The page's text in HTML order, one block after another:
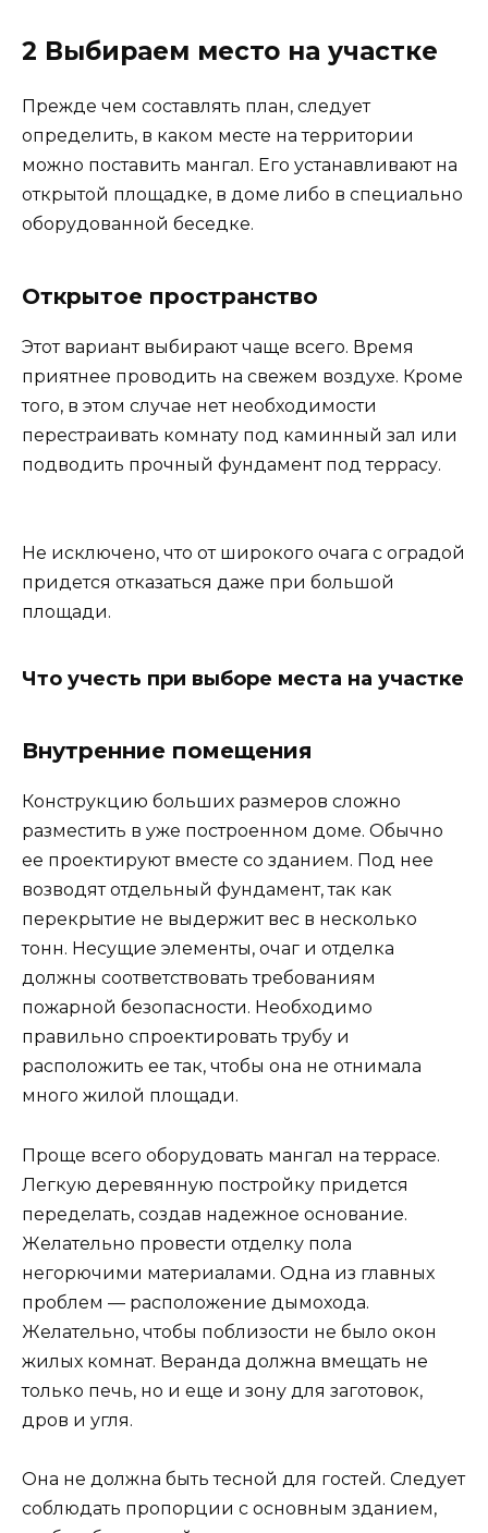
2 Выбираем место на участке
Прежде чем составлять план, следует
определить, в каком месте на территории
можно поставить мангал. Его устанавливают на
открытой площадке, в доме либо в специально
оборудованной беседке.
Открытое пространство
Этот вариант выбирают чаще всего. Время
приятнее проводить на свежем воздухе. Кроме
того, в этом случае нет необходимости
перестраивать комнату под каминный зал или
подводить прочный фундамент под террасу.
Не исключено, что от широкого очага с оградой
придется отказаться даже при большой
площади.
Что учесть при выборе места на участке
Внутренние помещения
Конструкцию больших размеров сложно
разместить в уже построенном доме. Обычно
ее проектируют вместе со зданием. Под нее
возводят отдельный фундамент, так как
перекрытие не выдержит вес в несколько
тонн. Несущие элементы, очаг и отделка
должны соответствовать требованиям
пожарной безопасности. Необходимо
правильно спроектировать трубу и
расположить ее так, чтобы она не отнимала
много жилой площади.
Проще всего оборудовать мангал на террасе.
Легкую деревянную постройку придется
переделать, создав надежное основание.
Желательно провести отделку пола
негорючими материалами. Одна из главных
проблем — расположение дымохода.
Желательно, чтобы поблизости не было окон
жилых комнат. Веранда должна вмещать не
только печь, но и еще и зону для заготовок,
дров и угля.
Она не должна быть тесной для гостей. Следует
соблюдать пропорции с основным зданием,